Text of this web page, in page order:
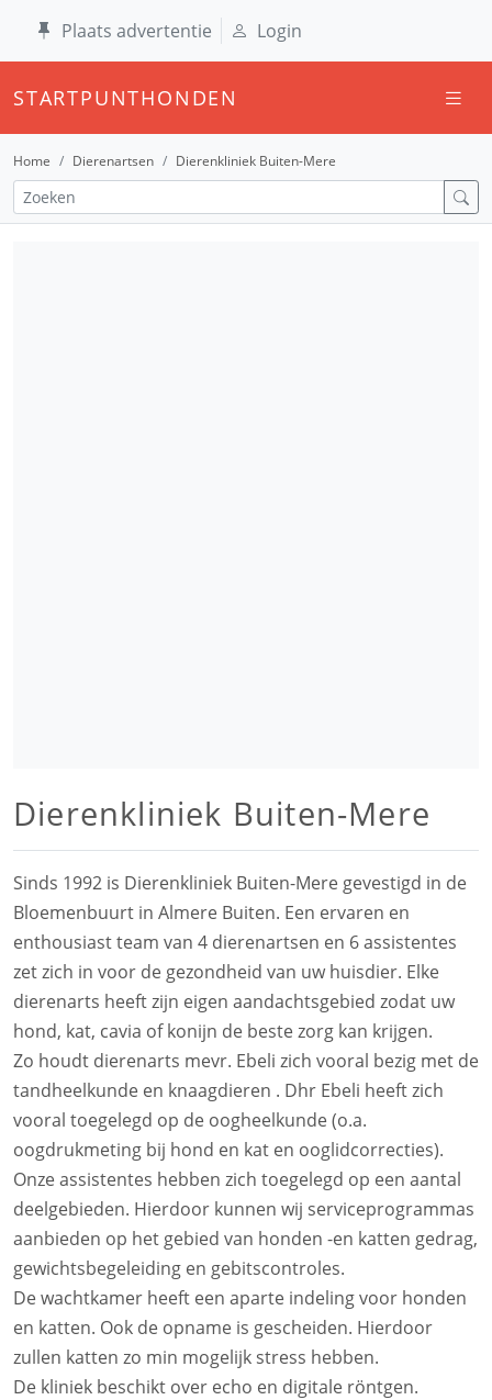
Plaats advertentie Login
STARTPUNTHONDEN
Home Dierenartsen Dierenkliniek Buiten-Mere
Dierenkliniek Buiten-Mere
Sinds 1992 is Dierenkliniek Buiten-Mere gevestigd in de
Bloemenbuurt in Almere Buiten. Een ervaren en
enthousiast team van 4 dierenartsen en 6 assistentes
zet zich in voor de gezondheid van uw huisdier. Elke
dierenarts heeft zijn eigen aandachtsgebied zodat uw
hond, kat, cavia of konijn de beste zorg kan krijgen.
Zo houdt dierenarts mevr. Ebeli zich vooral bezig met de
tandheelkunde en knaagdieren . Dhr Ebeli heeft zich
vooral toegelegd op de oogheelkunde (o.a.
oogdrukmeting bij hond en kat en ooglidcorrecties).
Onze assistentes hebben zich toegelegd op een aantal
deelgebieden. Hierdoor kunnen wij serviceprogrammas
aanbieden op het gebied van honden -en katten gedrag,
gewichtsbegeleiding en gebitscontroles.
De wachtkamer heeft een aparte indeling voor honden
en katten. Ook de opname is gescheiden. Hierdoor
zullen katten zo min mogelijk stress hebben.
De kliniek beschikt over echo en digitale röntgen.